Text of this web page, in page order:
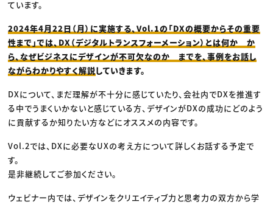
ています。
2024年4月22日（月）に実施する、Vol.1の「DXの概要からその重要
性まで」では、DX（デジタルトランスフォーメーション）とは何か か
ら、なぜビジネスにデザインが不可欠なのか までを、事例をお話し
ながらわかりやすく解説していきます。
DXについて、まだ理解が不十分に感じていたり、会社内でDXを推進す
る中でうまくいかないと感じている方、デザインがDXの成功にどのよう
に貢献するか知りたい方などにオススメの内容です。
Vol.2では、DXに必要なUXの考え方について詳しくお話する予定で
す。
是非継続してご参加ください。
ウェビナー内では、デザインをクリエイティブ力と思考力の双方から学